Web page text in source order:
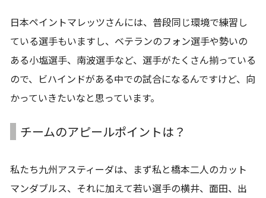
日本ペイントマレッツさんには、普段同じ環境で練習し
ている選手もいますし、ベテランのフォン選手や勢いの
ある小塩選手、南波選手など、選手がたくさん揃っている
ので、ビハインドがある中での試合になるんですけど、向
かっていきたいなと思っています。
チームのアピールポイントは？
私たち九州アスティーダは、まず私と橋本二人のカット
マンダブルス、それに加えて若い選手の横井、面田、出